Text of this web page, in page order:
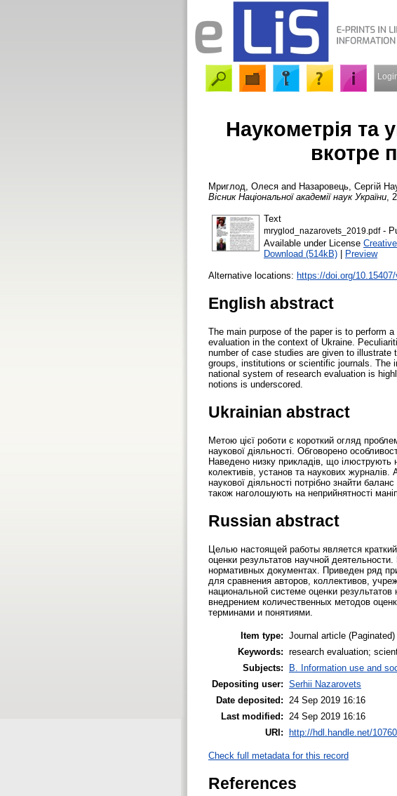
Наукометрія та
вкотре
Мриглод, Олеся and Назаровець, Сергій
Вісник Національної академії наук України ,
Text
mryglod_nazarovets_2019.pdf-
Available under License
Download (514kB) | Preview
Alternative locations: https://doi.org/
English abstract
The main purpose of the paper is to perform
evaluation in the context of Ukraine.
number of case studies are given to illustrate
groups, institutions or scientific journals. The
national system of research evaluation is
notions is underscored.
Ukrainian abstract
Метою цієї роботи є короткий огляд
наукової діяльності. Обговорено
Наведено низку прикладів, що ілюструють
колективів, установ та наукових журналів.
наукової діяльності потрібно знайти
також наголошують на неприйнятності
Russian abstract
Целью настоящей работы является
оценки результатов научной
нормативных документах. Приведен ряд
для сравнения авторов, коллективов,
национальной системе оценки
внедрением количественных методов
терминами и понятиями.
Item type: Journal article (Paginated)
Keywords: research evaluation;
Subjects:
B. Information use and
Depositing user: Serhii Nazarovets
Date deposited: 24 Sep 2019 16:16
Last modified: 24 Sep 2019 16:16
URI:
http://hdl.handle.net/
Check full metadata for this record
References